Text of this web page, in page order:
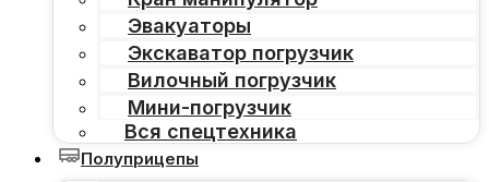
Эвакуаторы
Экскаватор погрузчик
Вилочный погрузчик
Мини-погрузчик
Вся спецтехника
Полуприцепы